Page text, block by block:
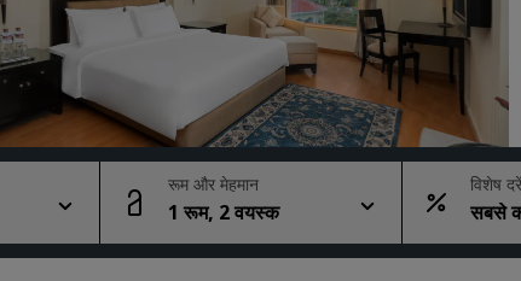
फ्लाइट्स खोजें
डाइनिंग
किसी रेस्टोरेंट को खोजें
डिजिटल सेवाएं
रूम और मेहमान
1 रूम, 2 वयस्क
विशेष दरें
सबसे